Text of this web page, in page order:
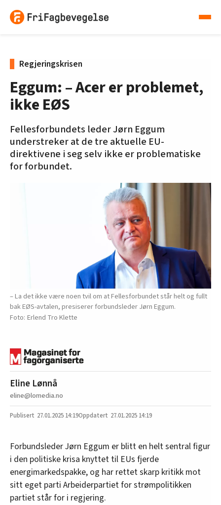
Regjeringskrisen
Eggum: – Acer er problemet,
ikke EØS
Fellesforbundets leder Jørn Eggum
understreker at de tre aktuelle EU-
direktivene i seg selv ikke er problematiske
for forbundet.
– La det ikke være noen tvil om at Fellesforbundet står helt og fullt
bak EØS-avtalen, presiserer forbundsleder Jørn Eggum.
Erlend Tro Klette
Eline Lønnå
eline@lomedia.no
27.01.2025 14:19 27.01.2025 14:19
Forbundsleder Jørn Eggum er blitt en helt sentral figur
i den politiske krisa knyttet til EUs fjerde
energimarkedspakke, og har rettet skarp kritikk mot
sitt eget parti Arbeiderpartiet for strømpolitikken
partiet står for i regjering.